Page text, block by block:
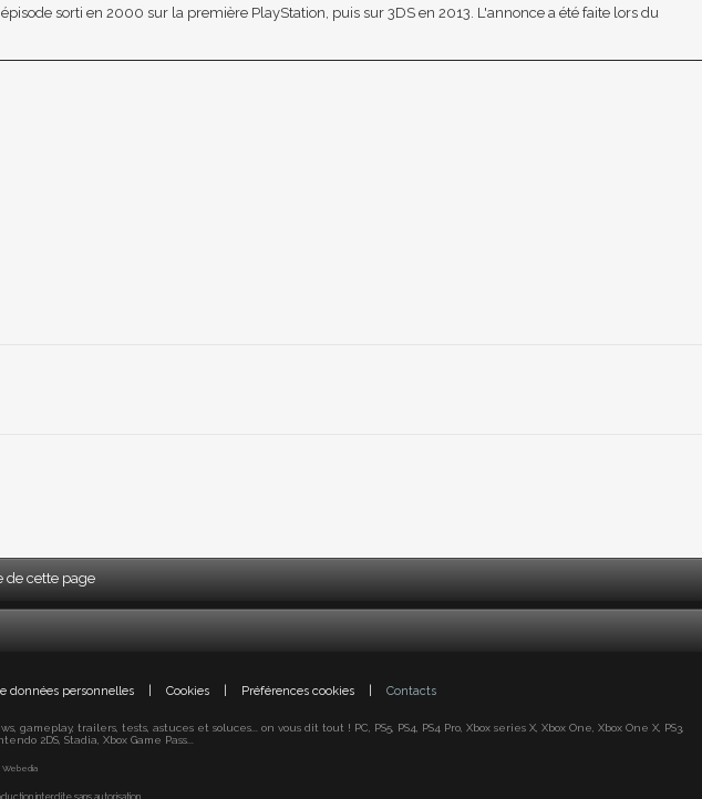
sorti en 2000 sur la première PlayStation, puis sur 3DS en 2013. L'annonce a été faite lors du
de cette page
données personnelles Cookies Préférences cookies Contacts
trailers, tests, astuces et soluces... on vous dit tout ! PC, PS5, PS4, PS4 Pro, Xbox series X, Xbox One, Xbox One X, PS3,
2DS, Stadia, Xbox Game Pass...
Webedia
interdite sans autorisation.